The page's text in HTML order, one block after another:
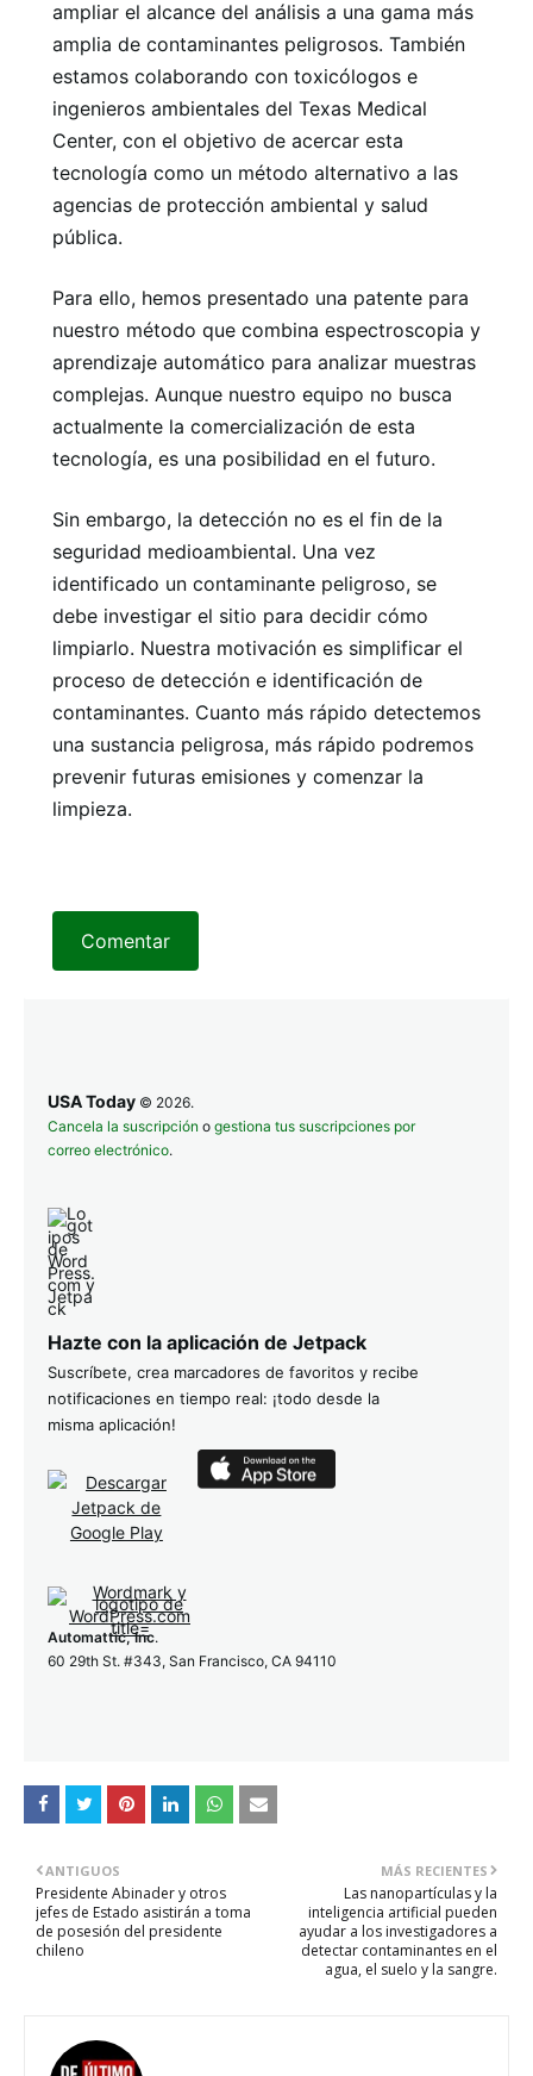
ampliar el alcance del análisis a una gama más
amplia de contaminantes peligrosos. También
estamos colaborando con toxicólogos e
ingenieros ambientales del Texas Medical
Center, con el objetivo de acercar esta
tecnología como un método alternativo a las
agencias de protección ambiental y salud
pública.
Para ello, hemos presentado una patente para
nuestro método que combina espectroscopia y
aprendizaje automático para analizar muestras
complejas. Aunque nuestro equipo no busca
actualmente la comercialización de esta
tecnología, es una posibilidad en el futuro.
Sin embargo, la detección no es el fin de la
seguridad medioambiental. Una vez
identificado un contaminante peligroso, se
debe investigar el sitio para decidir cómo
limpiarlo. Nuestra motivación es simplificar el
proceso de detección e identificación de
contaminantes. Cuanto más rápido detectemos
una sustancia peligrosa, más rápido podremos
prevenir futuras emisiones y comenzar la
limpieza.
Comentar
USA Today © 2026.
Cancela la suscripción o gestiona tus suscripciones por
correo electrónico.
Hazte con la aplicación de Jetpack
Suscríbete, crea marcadores de favoritos y recibe
notificaciones en tiempo real: ¡todo desde la
misma aplicación!
Automattic, Inc.
60 29th St. #343, San Francisco, CA 94110
MÁS RECIENTES
Las nanopartículas y la
inteligencia artificial pueden
ayudar a los investigadores a
detectar contaminantes en el
agua, el suelo y la sangre.
ANTIGUOS
Presidente Abinader y otros
jefes de Estado asistirán a toma
de posesión del presidente
chileno